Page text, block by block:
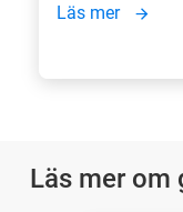
Läs mer
Läs mer om